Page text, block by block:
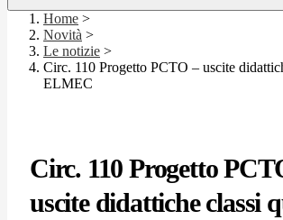
Home >
Novità >
Le notizie >
Circ. 110 Progetto PCTO – uscite
ELMEC
Circ. 110 Progetto
uscite didattiche classi